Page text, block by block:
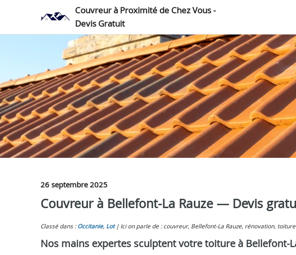
Couvreur à Proximité de Chez Vous -
Devis Gratuit
26 septembre 2025
Couvreur à Bellefont-La Rauze — Devis
Classé dans : Occitanie, Lot Ici on parle de : couvreur, Bellefont-La Rauze, rénovation, toiture
Nos mains expertes sculptent votre toiture à Bellefont-